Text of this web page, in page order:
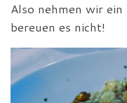
Also nehmen wir ein
bereuen es nicht!